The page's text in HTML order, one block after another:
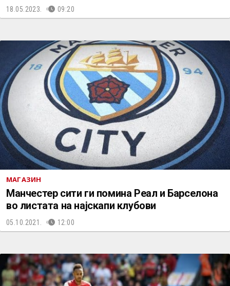
18.05.2023. 09:20
МАГАЗИН
Манчестер сити ги помина Реал и Барселона
во листата на најскапи клубови
05.10.2021. 12:00